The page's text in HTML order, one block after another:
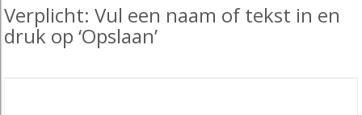
Verplicht: Vul een naam of tekst in en
druk op ‘Opslaan’